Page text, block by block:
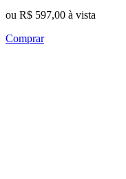
ou R$ 597,00 à vista
Comprar